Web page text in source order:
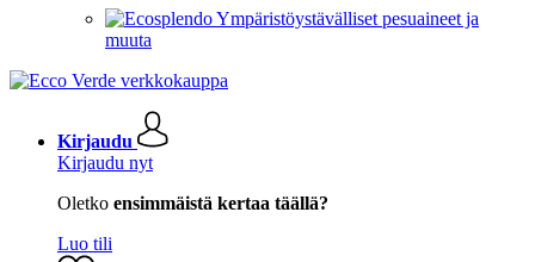
Ympäristöystävälliset pesuaineet ja
muuta
Kirjaudu
Kirjaudu nyt
Oletko ensimmäistä kertaa täällä?
Luo tili